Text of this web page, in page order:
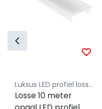
Luksus LED profiel losse afdekking
Losse 10 meter